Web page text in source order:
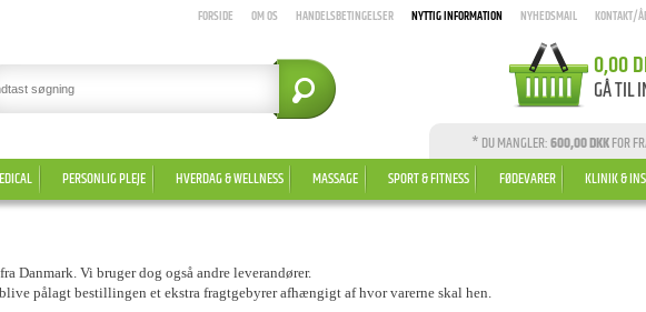
FORSIDE OM OS HANDELSBETINGELSER NYTTIG INFORMATION NYHEDSMAIL KONTAKT/
0,00
GÅ TIL
* DU MANGLER:600,00 DKKFOR
PERSONLIG PLEJE HVERDAG & WELLNESS MASSAGE SPORT & FITNESS FØDEVARER KLINIK &
Danmark. Vi bruger dog også andre leverandører.
pålagt bestillingen et ekstra fragtgebyrer afhængigt af hvor varerne skal hen.